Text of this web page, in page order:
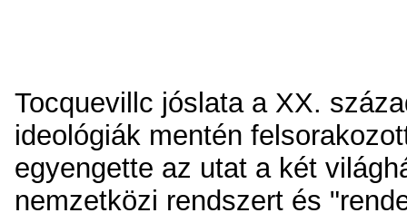
Tocquevillc jóslata a XX.
ideológiák mentén
egyengette az utat a két
nemzetközi rendszert és